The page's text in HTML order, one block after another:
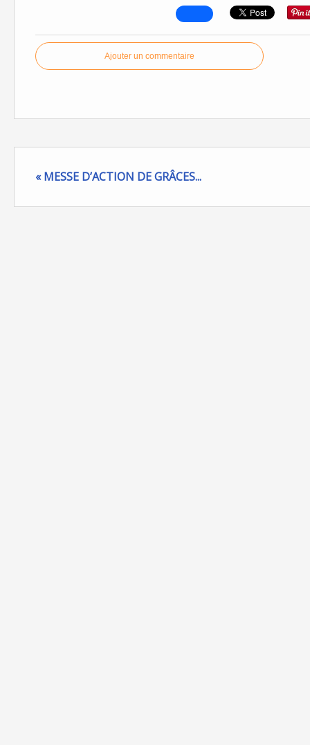
Ajouter un commentaire
« MESSE D’ACTION DE GRÂCES...